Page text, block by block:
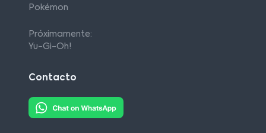
Pokémon
Próximamente:
Yu-Gi-Oh!
Contacto